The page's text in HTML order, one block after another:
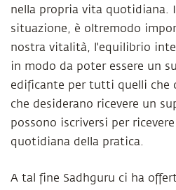
nella propria vita quotidiana.
situazione, è oltremodo
nostra vitalità, l'equilibrio
in modo da poter essere un
edificante per tutti quelli che
che desiderano ricevere un
possono iscriversi per
quotidiana della pratica.
A tal fine Sadhguru ci ha